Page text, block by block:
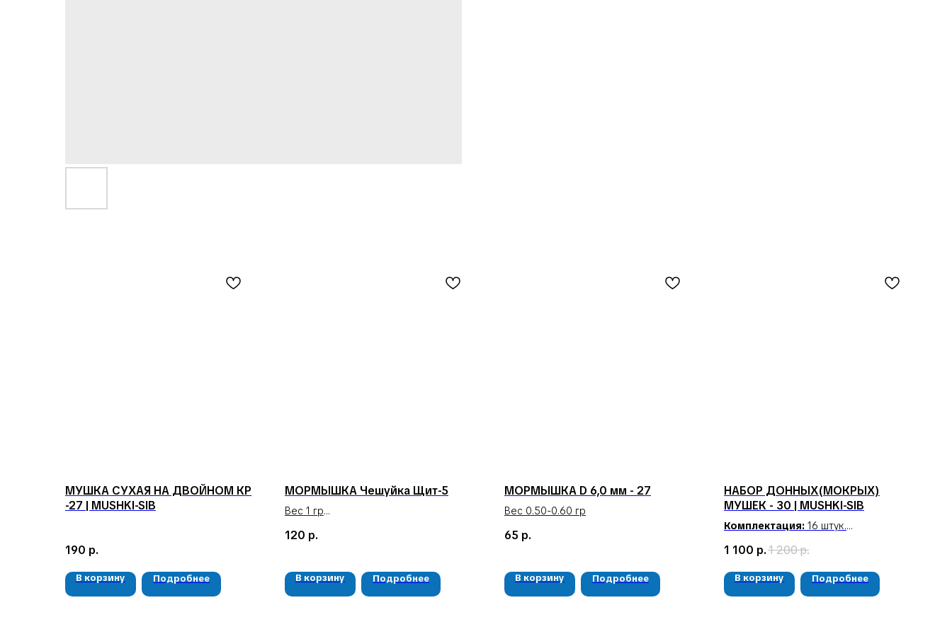
МУШКА СУХАЯ НА ДВОЙНОМ КР
-27 | MUSHKI-SIB
190 р.
В корзину Подробнее
МОРМЫШКА Чешуйка Щит-5
Вес 1 гр
120 р.
В корзину Подробнее
МОРМЫШКА D 6,0 мм - 27
Вес 0.50-0.60 гр
65 р.
В корзину Подробнее
НАБОР ДОННЫХ(МОКРЫХ)
МУШЕК - 30 | MUSHKI-SIB
Комплектация: 16 штук.
Сезон применения:
1 100 р.1 200р.
В корзину Подробнее